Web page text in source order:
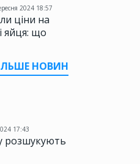
2024 18:57
ціни на
яйця: що
НОВИН
17:43
розшукують